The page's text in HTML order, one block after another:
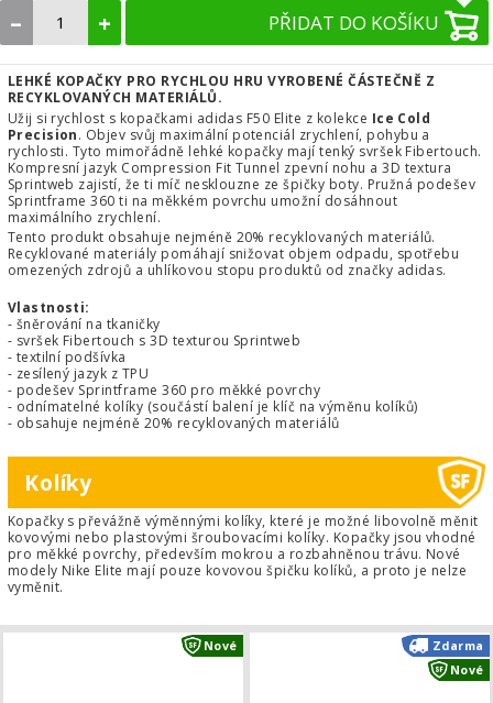
– + PŘIDAT DO KOŠÍKU
LEHKÉ KOPAČKY PRO RYCHLOU HRU VYROBENÉ ČÁSTEČNĚ Z
RECYKLOVANÝCH MATERIÁLŮ.
Užij si rychlost s kopačkami adidas F50 Elite z kolekce Ice Cold
Precision. Objev svůj maximální potenciál zrychlení, pohybu a
rychlosti. Tyto mimořádně lehké kopačky mají tenký svršek Fibertouch.
Kompresní jazyk Compression Fit Tunnel zpevní nohu a 3D textura
Sprintweb zajistí, že ti míč nesklouzne ze špičky boty. Pružná podešev
Sprintframe 360 ti na měkkém povrchu umožní dosáhnout
maximálního zrychlení.
Tento produkt obsahuje nejméně 20% recyklovaných materiálů.
Recyklované materiály pomáhají snižovat objem odpadu, spotřebu
omezených zdrojů a uhlíkovou stopu produktů od značky adidas.
Vlastnosti:
- šněrování na tkaničky
- svršek Fibertouch s 3D texturou Sprintweb
- textilní podšívka
- zesílený jazyk z TPU
- podešev Sprintframe 360 pro měkké povrchy
- odnímatelné kolíky (součástí balení je klíč na výměnu kolíků)
- obsahuje nejméně 20% recyklovaných materiálů
Kolíky
Kopačky s převážně výměnnými kolíky, které je možné libovolně měnit
kovovými nebo plastovými šroubovacími kolíky. Kopačky jsou vhodné
pro měkké povrchy, především mokrou a rozbahněnou trávu. Nové
modely Nike Elite mají pouze kovovou špičku kolíků, a proto je nelze
vyměnit.
Nové Dětské kopačky Nike TiempoZdarma
Nové